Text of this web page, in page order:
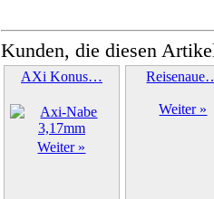
Kunden, die diesen
AXi Konus…
Weiter »
Weiter »